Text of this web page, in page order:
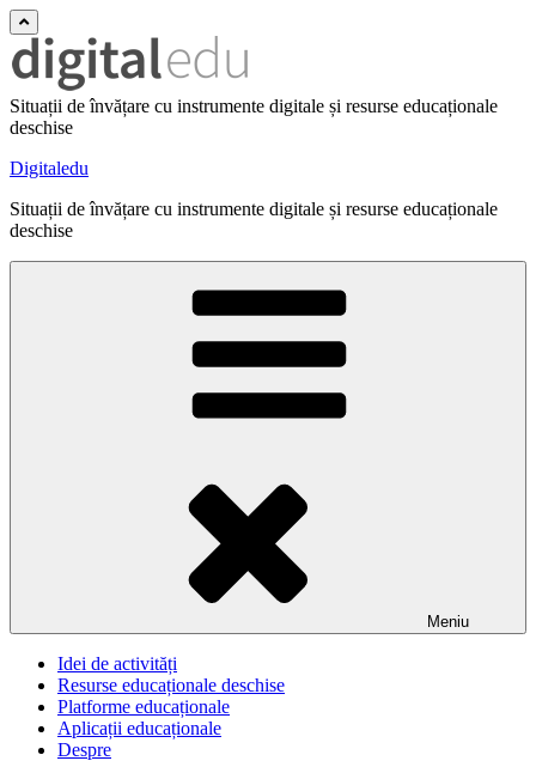
Situații de învățare cu instrumente digitale și resurse educaționale
deschise
Digitaledu
Situații de învățare cu instrumente digitale și resurse educaționale
deschise
Meniu
Idei de activități
Resurse educaționale deschise
Platforme educaționale
Aplicații educaționale
Despre